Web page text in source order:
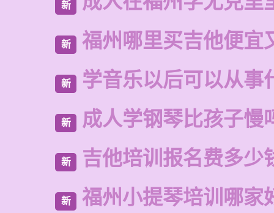
新
新 福州哪里买吉他便宜
新 学音乐以后可以从事
新 成人学钢琴比孩子慢
新 吉他培训报名费多少
新 福州小提琴培训哪家